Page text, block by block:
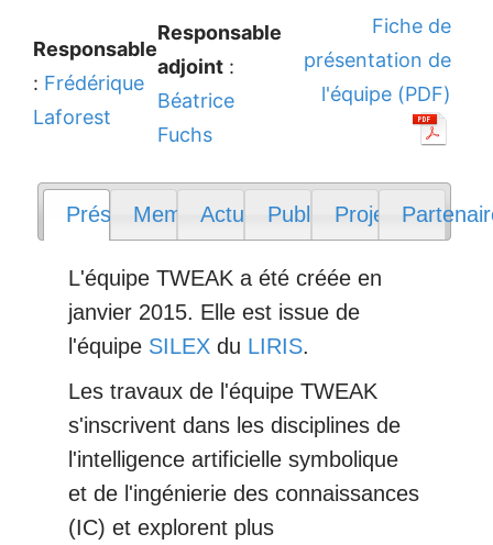
Responsable
: Frédérique
Laforest
Responsable
adjoint :
Béatrice
Fuchs
Fiche de
présentation de
l'équipe (PDF)
PrésentationMembresActualitésPublications
Projets
L'équipe TWEAK a été créée en
janvier 2015. Elle est issue de
l'équipe SILEXdu LIRIS.
Les travaux de l'équipe TWEAK
s'inscrivent dans les disciplines de
l'intelligence artificielle symbolique
et de l'ingénierie des connaissances
(IC) et explorent plus